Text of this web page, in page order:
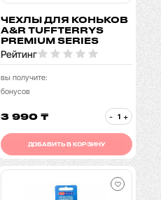
ЧЕХЛЫ ДЛЯ КОНЬКОВ
A&R TUFFTERRYS
PREMIUM SERIES
Рейтинг
вы получите:
бонусов
3 990 ₸ - +
ДОБАВИТЬ В КОРЗИНУ